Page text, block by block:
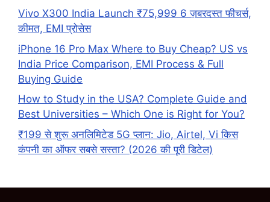
Vivo X300 India Launch ₹75,999 6 ज़बरदस्त फीचर्स,
कीमत, EMI प्रोसेस
iPhone 16 Pro Max Where to Buy Cheap? US vs
India Price Comparison, EMI Process & Full
Buying Guide
How to Study in the USA? Complete Guide and
Best Universities – Which One is Right for You?
₹199 से शुरू अनलिमिटेड 5G प्लान: Jio, Airtel, Vi किस
कंपनी का ऑफर सबसे सस्ता? (2026 की पूरी डिटेल)